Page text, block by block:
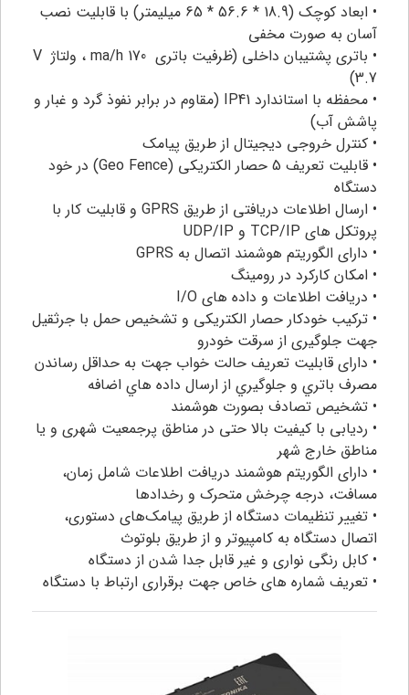
• ابعاد کوچک (18.9 * 56.6 * 65 میلیمتر) با قابلیت نصب
آسان به صورت مخفی
• باتری پشتیبان داخلی (ظرفیت باتری ma/h 170 ، ولتاژ V
3.7)
• محفظه با استاندارد IP41 (مقاوم در برابر نفوذ گرد و غبار و
پاشش آب)
• کنترل خروجی دیجیتال از طریق پیامک
• قابلیت تعریف 5 حصار الکتریکی (Geo Fence) در خود
دستگاه
• ارسال اطلاعات دریافتی از طریق GPRS و قابلیت کار با
پروتکل های TCP/IP و UDP/IP
• دارای الگوریتم هوشمند اتصال به GPRS
• امکان کارکرد در رومینگ
• دریافت اطلاعات و داده های I/O
• ترکیب خودکار حصار الکتریکی و تشخیص حمل با جرثقیل
جهت جلوگیری از سرقت خودرو
• دارای قابلیت تعریف حالت خواب جهت به حداقل رساندن
مصرف باتري و جلوگيري از ارسال داده هاي اضافه
• تشخیص تصادف بصورت هوشمند
• ردیابی با کیفیت بالا حتی در مناطق پرجمعیت شهری و یا
مناطق خارج شهر
• دارای الگوریتم هوشمند دریافت اطلاعات شامل زمان،
مسافت، درجه چرخش متحرک و رخدادها
• تغییر تنظیمات دستگاه از طریق پیامک‌های دستوری،
اتصال دستگاه به کامپیوتر و از طریق بلوتوث
• کابل رنگی نواری و غیر قابل جدا شدن از دستگاه
• تعريف شماره های خاص جهت برقراری ارتباط با دستگاه